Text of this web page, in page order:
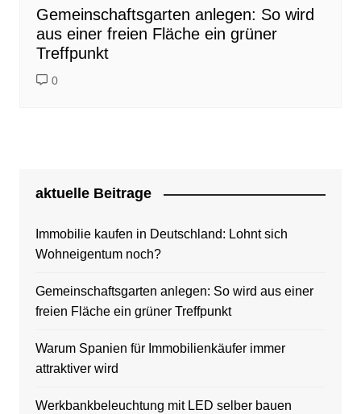
Gemeinschaftsgarten anlegen: So wird
aus einer freien Fläche ein grüner
Treffpunkt
0
aktuelle Beitrage
Immobilie kaufen in Deutschland: Lohnt sich
Wohneigentum noch?
Gemeinschaftsgarten anlegen: So wird aus einer
freien Fläche ein grüner Treffpunkt
Warum Spanien für Immobilienkäufer immer
attraktiver wird
Werkbankbeleuchtung mit LED selber bauen